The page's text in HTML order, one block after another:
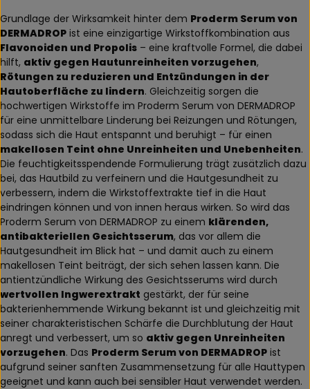
Grundlage der Wirksamkeit hinter dem Proderm Serum von
DERMADROP ist eine einzigartige Wirkstoffkombination aus
Flavonoiden und Propolis – eine kraftvolle Formel, die dabei
hilft, aktiv gegen Hautunreinheiten vorzugehen,
Rötungen zu reduzieren und Entzündungen in der
Hautoberfläche zu lindern. Gleichzeitig sorgen die
hochwertigen Wirkstoffe im Proderm Serum von DERMADROP
für eine unmittelbare Linderung bei Reizungen und Rötungen,
sodass sich die Haut entspannt und beruhigt – für einen
makellosen Teint ohne Unreinheiten und Unebenheiten.
Die feuchtigkeitsspendende Formulierung trägt zusätzlich dazu
bei, das Hautbild zu verfeinern und die Hautgesundheit zu
verbessern, indem die Wirkstoffextrakte tief in die Haut
eindringen können und von innen heraus wirken. So wird das
Proderm Serum von DERMADROP zu einem klärenden,
antibakteriellen Gesichtsserum, das vor allem die
Hautgesundheit im Blick hat – und damit auch zu einem
makellosen Teint beiträgt, der sich sehen lassen kann. Die
antientzündliche Wirkung des Gesichtsserums wird durch
wertvollen Ingwerextrakt gestärkt, der für seine
bakterienhemmende Wirkung bekannt ist und gleichzeitig mit
seiner charakteristischen Schärfe die Durchblutung der Haut
anregt und verbessert, um so aktiv gegen Unreinheiten
vorzugehen. Das Proderm Serum von DERMADROP ist
aufgrund seiner sanften Zusammensetzung für alle Hauttypen
geeignet und kann auch bei sensibler Haut verwendet werden.